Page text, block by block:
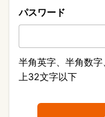
パスワード
半角英字、半角数
上32文字以下